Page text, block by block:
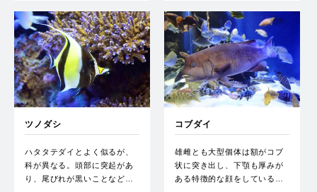
ツノダシ
ハタタテダイとよく似るが、
科が異なる。頭部に突起があ
り、尾びれが黒いことなど…
コブダイ
雄雌とも大型個体は額がコブ
状に突き出し、下顎も厚みが
ある特徴的な顔をしている…